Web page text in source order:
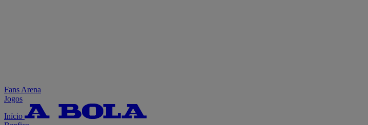
Fans Arena
Jogos
Início